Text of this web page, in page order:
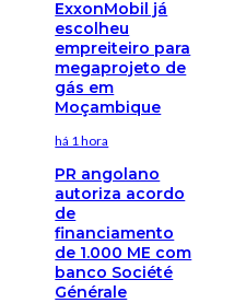
ExxonMobil já
escolheu
empreiteiro para
megaprojeto de
gás em
Moçambique
há 1 hora
PR angolano
autoriza acordo
de
financiamento
de 1.000 ME com
banco Société
Générale